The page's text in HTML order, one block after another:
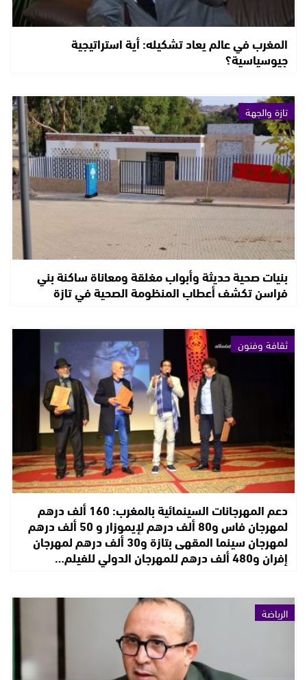
المغرب في عالم يعاد تشكيله: أية استراتيجية
جيوسياسية؟
تازة والجهة
بنيات صحية حديثة وأبواب مغلقة ومعاناة ساكنة بني
فراسن تكشف أعطاب المنظومة الصحية في تازة
ثقافة وفنون
دعم المهرجانات السينمائية بالمغرب: 160 ألف درهم
لمهرجان فاس و80 ألف درهم لإيموزار و 50 ألف درهم
لمهرجان سينما المقهى بتازة و30 ألف درهم لمهرجان
إفران و480 ألف درهم للمهرجان الدولي للفيلم…
الرياضة